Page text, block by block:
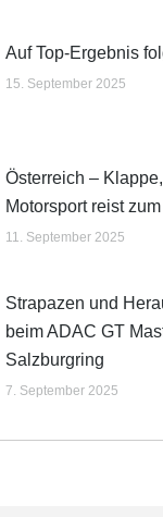
Auf Top-Ergebnis
15. September 2025
Österreich –
Motorsport reist
11. September 2025
Strapazen und
beim ADAC GT
Salzburgring
7. September 2025